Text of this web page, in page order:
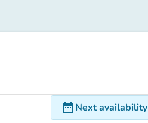
date_rangeNext availability